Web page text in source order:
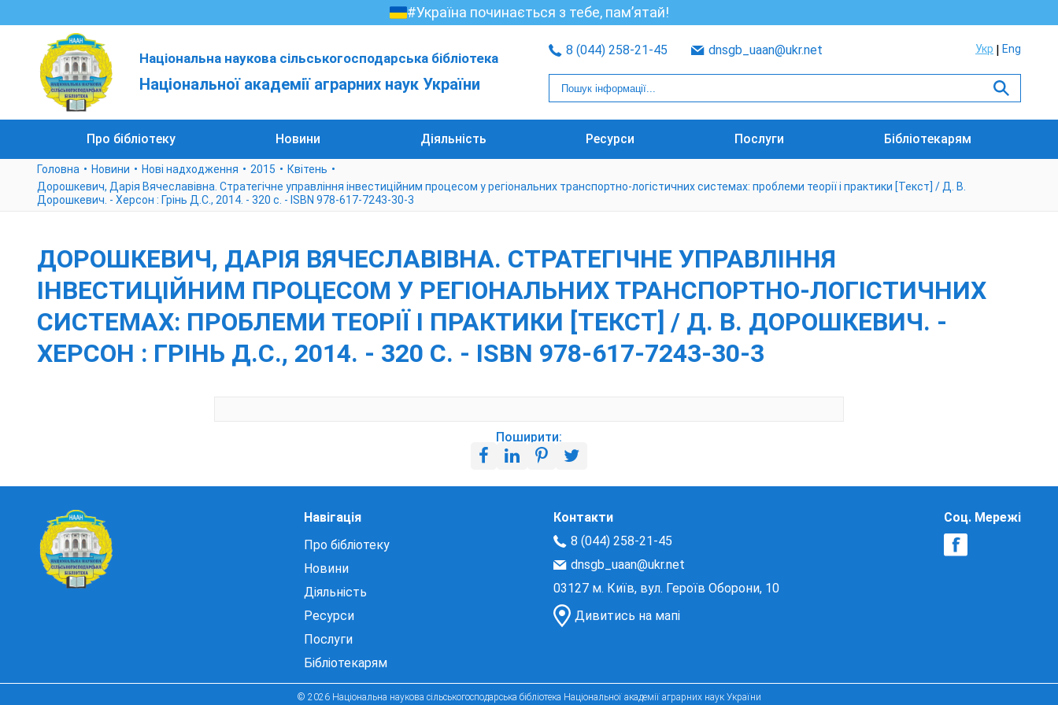
#Україна починається з тебе, пам’ятай!
Національна наукова сільськогосподарська бібліотека
Національної академії аграрних наук України
8 (044) 258-21-45 dnsgb_uaan@ukr.net Укр Eng
Про бібліотеку Новини Діяльність Ресурси Послуги Бібліотекарям
Головна Новини Нові надходження 2015
Квітень
Дорошкевич, Дарія Вячеславівна. Стратегічне управління інвестиційним процесом у регіональних транспортно-логістичних системах: проблеми теорії і практики [Текст] / Д. В.
Дорошкевич. - Херсон : Грінь Д.С., 2014. - 320 с. - ISBN 978-617-7243-30-3
ДОРОШКЕВИЧ, ДАРІЯ ВЯЧЕСЛАВІВНА. СТРАТЕГІЧНЕ УПРАВЛІННЯ
ІНВЕСТИЦІЙНИМ ПРОЦЕСОМ У РЕГІОНАЛЬНИХ ТРАНСПОРТНО-ЛОГІСТИЧНИХ
СИСТЕМАХ: ПРОБЛЕМИ ТЕОРІЇ І ПРАКТИКИ [ТЕКСТ] / Д. В. ДОРОШКЕВИЧ. -
ХЕРСОН : ГРІНЬ Д.С., 2014. - 320 С. - ISBN 978-617-7243-30-3
Поширити:
Навігація
Про бібліотеку
Новини
Діяльність
Ресурси
Послуги
Бібліотекарям
Контакти
8 (044) 258-21-45
dnsgb_uaan@ukr.net
03127 м. Київ, вул. Героїв Оборони, 10
Дивитись на мапі
Соц. Мережі
© 2026 Національна наукова сільськогосподарська бібліотека Національної академії аграрних наук України